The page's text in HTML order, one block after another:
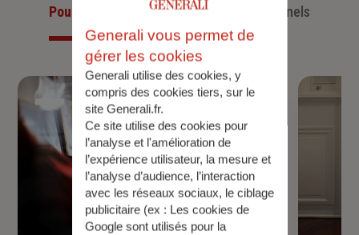
Pour les particuliersPour les professionnels
Generali vous permet de
gérer les cookies
Generali utilise des cookies, y
compris des cookies tiers, sur le
site Generali.fr.
Ce site utilise des cookies pour
l’analyse et l'amélioration de
l’expérience utilisateur, la mesure et
l’analyse d’audience, l’interaction
avec les réseaux sociaux, le ciblage
publicitaire (ex : Les cookies de
Google sont utilisés pour la